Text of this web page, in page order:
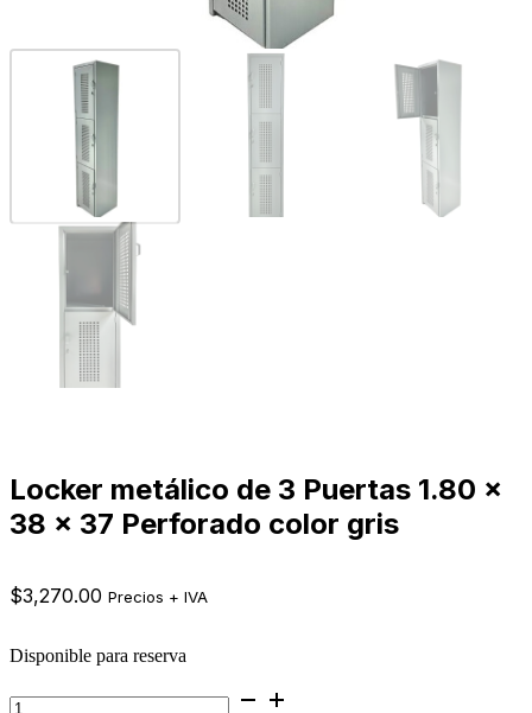
Locker metálico de 3 Puertas 1.80 x
38 x 37 Perforado color gris
$3,270.00 Precios + IVA
Disponible para reserva
Locker